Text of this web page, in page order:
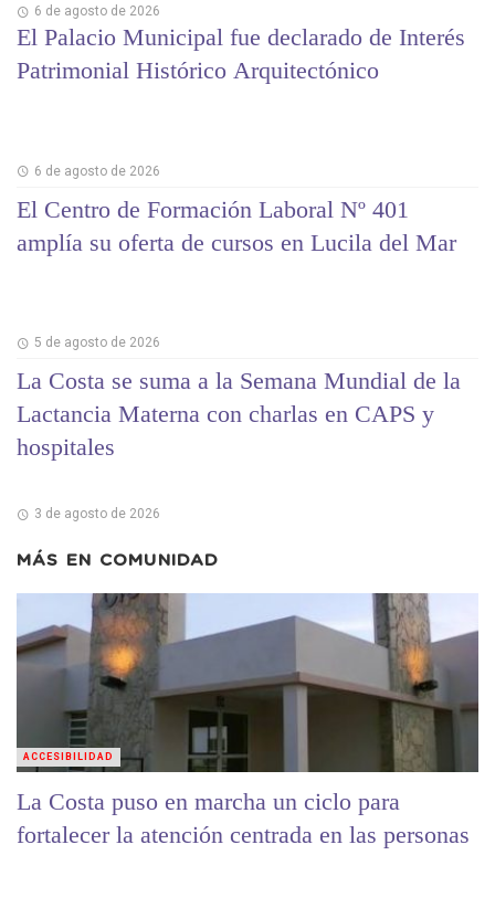
6 de agosto de 2026
El Palacio Municipal fue declarado de Interés
Patrimonial Histórico Arquitectónico
6 de agosto de 2026
El Centro de Formación Laboral Nº 401
amplía su oferta de cursos en Lucila del Mar
5 de agosto de 2026
La Costa se suma a la Semana Mundial de la
Lactancia Materna con charlas en CAPS y
hospitales
3 de agosto de 2026
MÁS EN COMUNIDAD
La Costa puso en marcha un ciclo para
fortalecer la atención centrada en las personas
ACCESIBILIDAD